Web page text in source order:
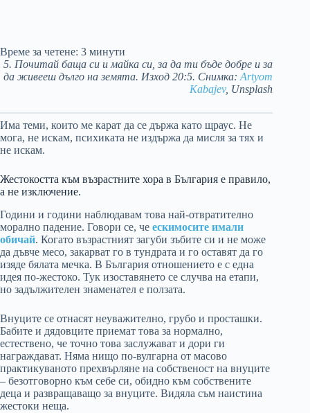
Време за четене: 3 минути
5. Почитай баща си и майка си, за да ти бъде добре и за
да живееш дълго на земята. Изход 20:5. Снимка:Artyom
Kabajev, Unsplash
Има теми, които ме карат да се държа като щраус. Не
мога, не искам, психиката не издържа да мисля за тях и
не искам.
Жестокостта към възрастните хора в България е правило,
а не изключение.
Години и години наблюдавам това най-отвратително
морално падение. Говори се, че ескимосите имали
обичай. Когато възрастният загуби зъбите си и не може
да дъвче месо, закарват го в тундрата и го оставят да го
изяде бялата мечка. В България отношението е с една
идея по-жестоко. Тук изоставянето се случва на етапи,
но задължителен знаменател е ползата.
Внуците се отнасят неуважително, грубо и просташки.
Бабите и дядовците приемат това за нормално,
естествено, че точно това заслужават и дори ги
награждават. Няма нищо по-вулгарна от масово
практикуваното прехвърляне на собственост на внуците
– безотговорно към себе си, обидно към собствените
деца и развращаващо за внуците. Видяла съм наистина
жестоки неща.